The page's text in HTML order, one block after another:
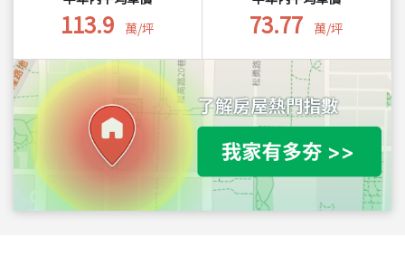
113.9 萬/坪 73.77 萬/坪